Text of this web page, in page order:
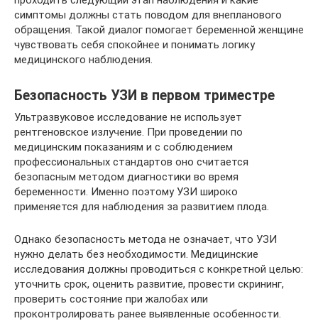
симптомы должны стать поводом для внепланового
обращения. Такой диалог помогает беременной женщине
чувствовать себя спокойнее и понимать логику
медицинского наблюдения.
Безопасность УЗИ в первом триместре
Ультразвуковое исследование не использует
рентгеновское излучение. При проведении по
медицинским показаниям и с соблюдением
профессиональных стандартов оно считается
безопасным методом диагностики во время
беременности. Именно поэтому УЗИ широко
применяется для наблюдения за развитием плода.
Однако безопасность метода не означает, что УЗИ
нужно делать без необходимости. Медицинские
исследования должны проводиться с конкретной целью:
уточнить срок, оценить развитие, провести скрининг,
проверить состояние при жалобах или
проконтролировать ранее выявленные особенности.